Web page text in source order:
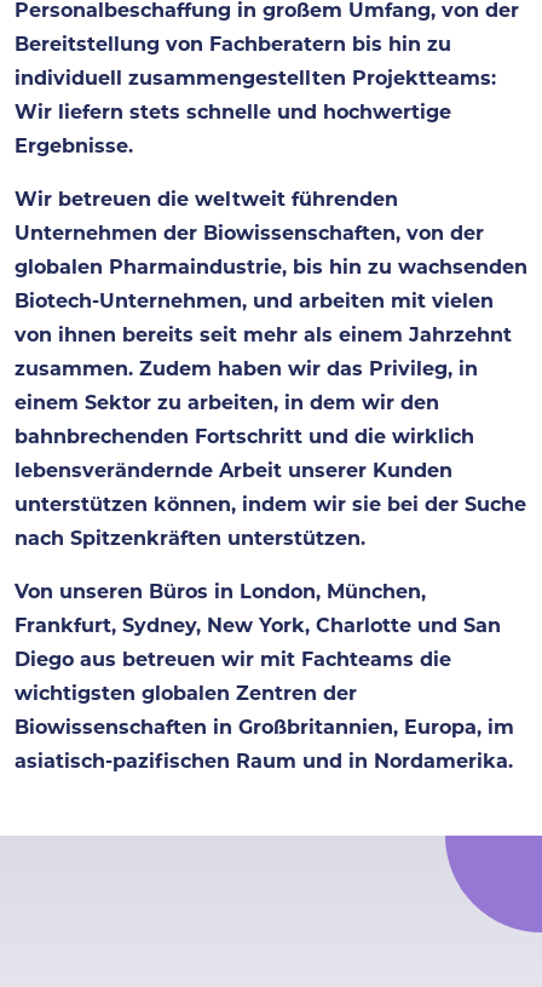
Personalbeschaffung in großem Umfang, von der
Bereitstellung von Fachberatern bis hin zu
individuell zusammengestellten Projektteams:
Wir liefern stets schnelle und hochwertige
Ergebnisse. ​
Wir betreuen die weltweit führenden
Unternehmen der Biowissenschaften, von der
globalen Pharmaindustrie, bis hin zu wachsenden
Biotech-Unternehmen, und arbeiten mit vielen
von ihnen bereits seit mehr als einem Jahrzehnt
zusammen. Zudem haben wir das Privileg, in
einem Sektor zu arbeiten, in dem wir den
bahnbrechenden Fortschritt und die wirklich
lebensverändernde Arbeit unserer Kunden
unterstützen können, indem wir sie bei der Suche
nach Spitzenkräften unterstützen.
Von unseren Büros in London, München,
Frankfurt, Sydney, New York, Charlotte und San
Diego aus betreuen wir mit Fachteams die
wichtigsten globalen Zentren der
Biowissenschaften in Großbritannien, Europa, im
asiatisch-pazifischen Raum und in Nordamerika.